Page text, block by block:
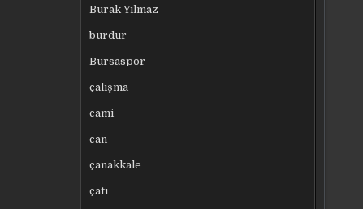
Burak Yılmaz
burdur
Bursaspor
çalışma
cami
can
çanakkale
çatı